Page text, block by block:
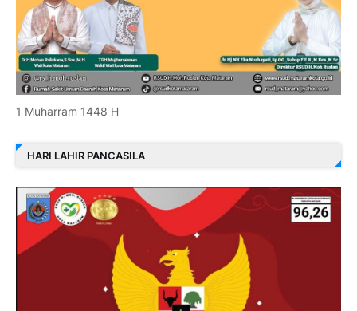
1 Muharram 1448 H
HARI LAHIR PANCASILA